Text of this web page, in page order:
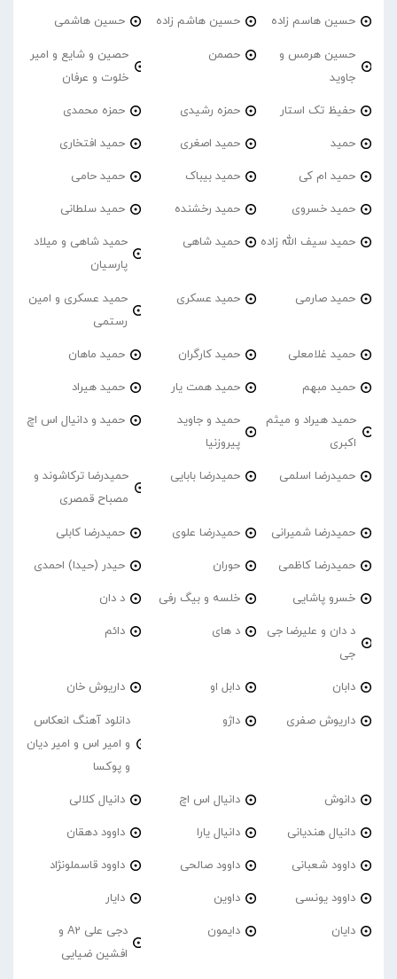
حسین هاسم زاده حسین هاشم زاده حسین هاشمی
حسین هرمس و
جاوید
حصمن
حصین و شایع و امیر
خلوت و عرفان
حفیظ تک استار حمزه رشیدی حمزه محمدی
حمید حمید اصغری حمید افتخاری
حمید ام کی حمید بیباک حمید حامی
حمید خسروی حمید رخشنده حمید سلطانی
حمید سیف الله زاده حمید شاهی
حمید شاهی و میلاد
پارسیان
حمید صارمی حمید عسکری
حمید عسکری و امین
رستمی
حمید غلامعلی حمید کارگران حمید ماهان
حمید مبهم حمید همت یار حمید هیراد
حمید هیراد و میثم
اکبری
حمید و جاوید
پیروزنیا
حمید و دانیال اس اچ
حمیدرضا اسلمی حمیدرضا بابایی
حمیدرضا ترکاشوند و
مصباح قمصری
حمیدرضا شمیرانی حمیدرضا علوی حمیدرضا کابلی
حمیدرضا کاظمی حوران حیدر (حیدا) احمدی
خسرو پاشایی خلسه و بیگ رفی د دان
د دان و علیرضا جی
جی
د های دائم
دابان دابل او داریوش خان
داریوش صفری داژو
دانلود آهنگ انعکاس
و امیر اس و امیر دیان
و پوکسا
دانوش دانیال اس اچ دانیال کلالی
دانیال هندیانی دانیال یارا داوود دهقان
داوود شعبانی داوود صالحی داوود قاسملونژاد
داوود یونسی داوین دایار
دایان دایمون
دجی علی A2 و
افشین ضیایی